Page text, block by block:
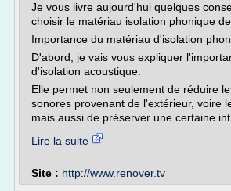
Je vous livre aujourd'hui quelques
choisir le matériau isolation phonique
Importance du matériau d'isolation
D'abord, je vais vous expliquer
d'isolation acoustique.
Elle permet non seulement de réduire
sonores provenant de l'extérieur, voire
mais aussi de préserver une certaine
Lire la suite
Site : http://www.renover.tv